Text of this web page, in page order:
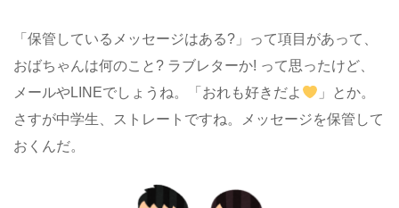
「保管しているメッセージはある?」って項目があって、
おばちゃんは何のこと? ラブレターか! って思ったけど、
メールやLINEでしょうね。「おれも好きだよ
」とか。
さすが中学生、ストレートですね。メッセージを保管して
おくんだ。